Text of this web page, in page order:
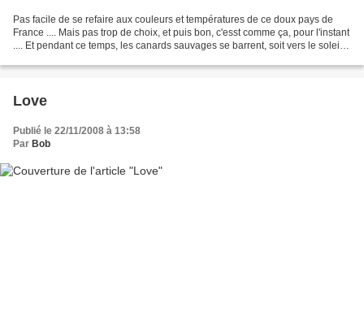
Pas facile de se refaire aux couleurs et températures de ce doux pays de
France .... Mais pas trop de choix, et puis bon, c'esst comme ça, pour l'instant
.... Et pendant ce temps, les canards sauvages se barrent, soit vers le soleil,
Love
Publié le 22/11/2008 à 13:58
Par Bob